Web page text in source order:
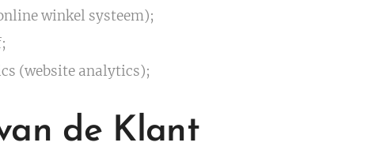
winkel systeem);
(website analytics);
de Klant